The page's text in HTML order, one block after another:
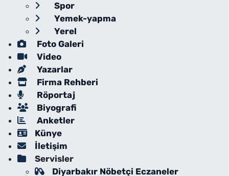
Spor
Yemek-yapma
Yerel
Foto Galeri
Video
Yazarlar
Firma Rehberi
Röportaj
Biyografi
Anketler
Künye
İletişim
Servisler
Diyarbakır Nöbetçi Eczaneler